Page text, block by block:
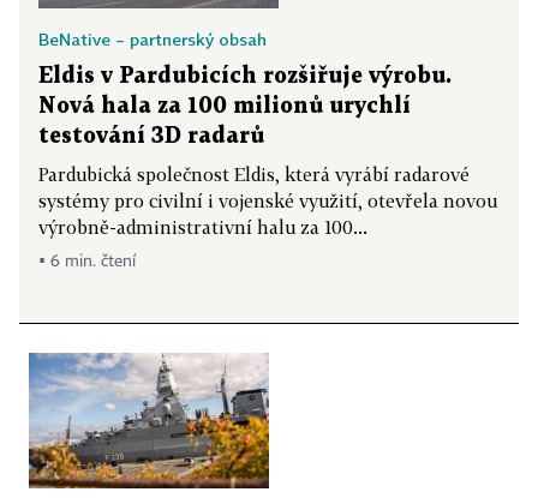
BeNative – partnerský obsah
Eldis v Pardubicích rozšiřuje výrobu.
Nová hala za 100 milionů urychlí
testování 3D radarů
Pardubická společnost Eldis, která vyrábí radarové
systémy pro civilní i vojenské využití, otevřela novou
výrobně-administrativní halu za 100...
▪ 6 min. čtení